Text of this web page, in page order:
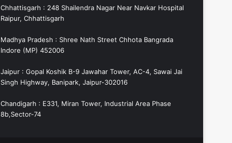
Chhattisgarh : 248 Shailendra Nagar Near Navkar Hospital
Raipur, Chhattisgarh
Madhya Pradesh : Shree Nath Street Chhota Bangrada
Indore (MP) 452006
Jaipur : Gopal Koshik B-9 Jawahar Tower, AC-4, Sawai Jai
Singh Highway, Banipark, Jaipur-302016
Chandigarh : E331, Miran Tower, Industrial Area Phase
8b,Sector-74